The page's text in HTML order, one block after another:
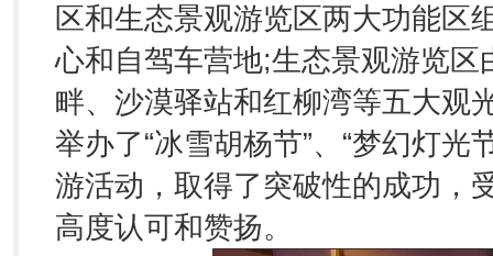
区和生态景观游览区两大功能区
心和自驾车营地;生态景观游览
畔、沙漠驿站和红柳湾等五大观
举办了“冰雪胡杨节”、“梦幻灯光
游活动，取得了突破性的成功，
高度认可和赞扬。